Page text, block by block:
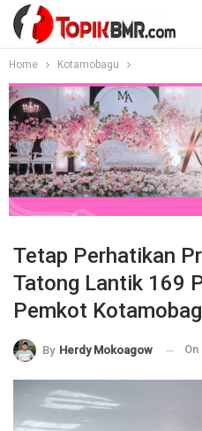
Home Kotamobagu
Tetap Perhatikan
Tatong Lantik 169
Pemkot
By Herdy Mokoagow On